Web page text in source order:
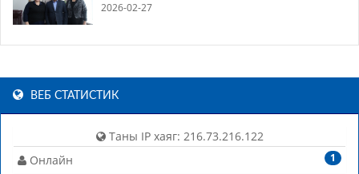
2026-02-27
ВЕБ СТАТИСТИК
Таны IP хаяг: 216.73.216.122
1
Онлайн